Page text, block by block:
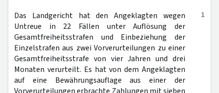
1
Das Landgericht hat den Angeklagten wegen
Untreue in 22 Fällen unter Auflösung der
Gesamtfreiheitsstrafen und Einbeziehung der
Einzelstrafen aus zwei Vorverurteilungen zu einer
Gesamtfreiheitsstrafe von vier Jahren und drei
Monaten verurteilt. Es hat von dem Angeklagten
auf eine Bewährungsauflage aus einer der